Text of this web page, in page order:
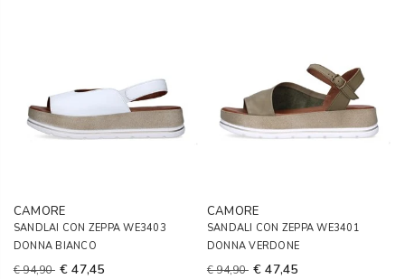
CAMORE
SANDLAI CON ZEPPA WE3403
DONNA BIANCO
€ 94,90 € 47,45
CAMORE
SANDALI CON ZEPPA WE3401
DONNA VERDONE
€ 94,90 € 47,45